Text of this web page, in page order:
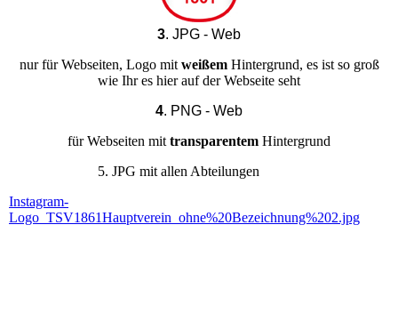
3. JPG - Web
nur für Webseiten, Logo mit weißemHintergrund, es ist so groß
wie Ihr es hier auf der Webseite seht
4. PNG - Web
für Webseiten mit transparentem Hintergrund
5. JPG mit allen Abteilungen
Instagram-
Logo_TSV1861Hauptverein_ohne%20Bezeichnung%202.jpg